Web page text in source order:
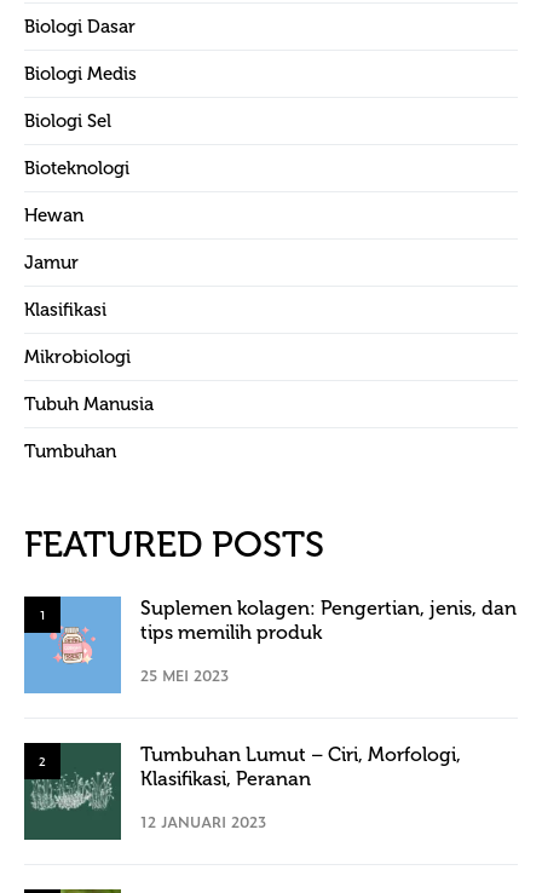
Biologi Dasar
Biologi Medis
Biologi Sel
Bioteknologi
Hewan
Jamur
Klasifikasi
Mikrobiologi
Tubuh Manusia
Tumbuhan
FEATURED POSTS
1
Suplemen kolagen: Pengertian, jenis, dan
tips memilih produk
25 MEI 2023
2
Tumbuhan Lumut – Ciri, Morfologi,
Klasifikasi, Peranan
12 JANUARI 2023